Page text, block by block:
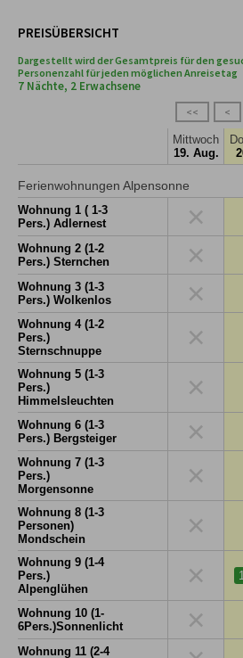
PREISÜBERSICHT
Dargestellt wird der Gesamtpreis für den
Personenzahl für jeden möglichen Anreisetag
7 Nächte, 2 Erwachsene
<
<<
Mittwoch
19. Aug.
Ferienwohnungen Alpensonne
Wohnung 1 ( 1-3
Pers.) Adlernest
×
Wohnung 2 (1-2
Pers.) Sternchen
×
Wohnung 3 (1-3
Pers.) Wolkenlos
×
Wohnung 4 (1-2
Pers.)
Sternschnuppe
×
Wohnung 5 (1-3
Pers.)
Himmelsleuchten
×
Wohnung 6 (1-3
Pers.) Bergsteiger
×
Wohnung 7 (1-3
Pers.)
Morgensonne
×
Wohnung 8 (1-3
Personen)
Mondschein
×
Wohnung 9 (1-4
Pers.)
Alpenglühen
×
Wohnung 10 (1-
6Pers.)Sonnenlicht
×
Wohnung 11 (2-4